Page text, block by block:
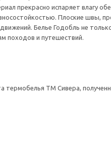
прекрасно испаряет влагу
Плоские швы,
Белье Годобль не
походов и путешествий.
термобелья ТМ Сивера,